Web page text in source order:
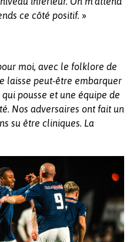
ce côté positif. »
moi, avec le folklore de
laisse peut-être embarquer
pousse et une équipe de
Nos adversaires ont fait un
su être cliniques. La